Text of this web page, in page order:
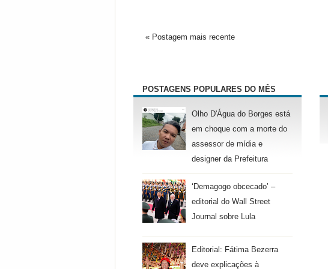
« Postagem mais recente
POSTAGENS POPULARES DO MÊS
Olho D'Água do Borges está
em choque com a morte do
assessor de mídia e
designer da Prefeitura
‘Demagogo obcecado’ –
editorial do Wall Street
Journal sobre Lula
Editorial: Fátima Bezerra
deve explicações à